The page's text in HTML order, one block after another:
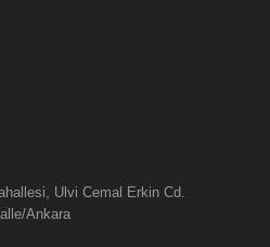
Ulvi Cemal Erkin Cd.
Ankara